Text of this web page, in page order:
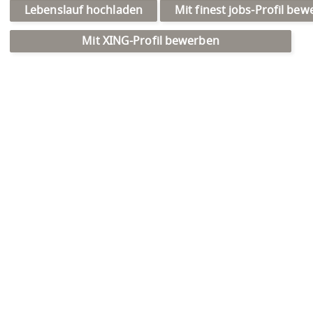
Lebenslauf hochladen
Mit finest jobs-Profil
Mit XING-Profil bewerben